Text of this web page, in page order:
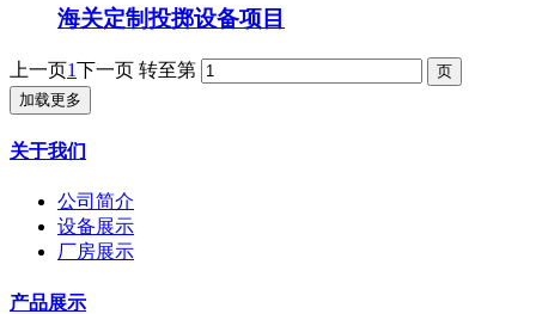
海关定制投掷设备项目
上一页1下一页 转至第
加载更多
关于我们
公司简介
设备展示
厂房展示
产品展示